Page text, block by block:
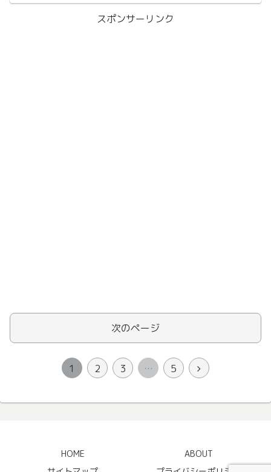
スポンサーリンク
次のページ
1 2 3 … 5
HOME
ABOUT